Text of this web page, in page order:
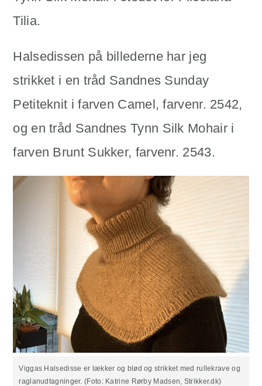
Tilia.
Halsedissen på billederne har jeg
strikket i en tråd Sandnes Sunday
Petiteknit i farven Camel, farvenr. 2542,
og en tråd Sandnes Tynn Silk Mohair i
farven Brunt Sukker, farvenr. 2543.
Viggas Halsedisse er lækker og blød og strikket med rullekrave og
raglanudtagninger. (Foto: Katrine Rørby Madsen, Strikker.dk)